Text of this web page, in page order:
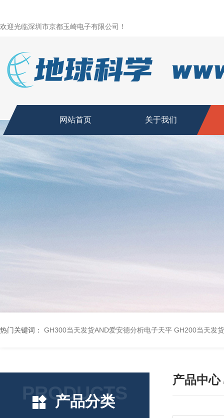
欢迎光临深圳市京都玉崎电子有限公司！
网站首页 关于我们
热门关键词： GH300当天发货AND爱安德分析电子天平 GH200当天发
PRODUCTS
产品分类
产品中心